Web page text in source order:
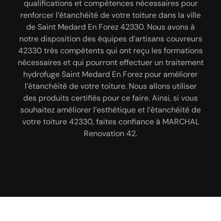
qualifications et compétences nécessaires pour
renforcer l’étanchéité de votre toiture dans la ville
de Saint Medard En Forez 42330. Nous avons à
notre disposition des équipes d’artisans couvreurs
42330 très compétents qui ont reçu les formations
nécessaires et qui pourront effectuer un traitement
hydrofuge Saint Medard En Forez pour améliorer
l’étanchéité de votre toiture. Nous allons utiliser
des produits certifiés pour ce faire. Ainsi, si vous
souhaitez améliorer l’esthétique et l’étanchéité de
votre toiture 42330, faites confiance à MARCHAL
Renovation 42.
Afin de vois garantir une remise en état et une
imperméabilisation bien faites, MARCHAL
Renovation 42 est une entreprise de traitement et
d’hydrofuge de toiture très fiable. Elle est
disponible à tout moment à Saint Medard En Forez
42330. Cette entreprise peut intervenir assurer le
nettoyage de votre toiture et exclure les éventuels
résidus. Alors, pour tous services concernant ce
domaine, n’hésitez pas à lui contacter. Pendant ce
moment, les techniciens pratiquent aussi le
démoussage en plus l’application des produits
votre toiture ? Exerçant le métier de couvreur
depuis un certain temps ; sachez que, notre
entreprise MARCHAL Renovation 42 dispose des
connaissances et compétences nécessaires pour
réaliser un traitement hydrofuge de votre toiture
dans la ville de Saint Medard En Forez 42330. Vous
n’avez pas à vous en faire quant aux produits que
nous utiliser, car nous sommes certifiés par le label
RGE. Votre toiture à Saint Medard En Forez 42330
sera plus étanche, protéger efficacement des
intempéries. Ainsi, faites confiance à notre
entreprise MARCHAL Renovation 42.